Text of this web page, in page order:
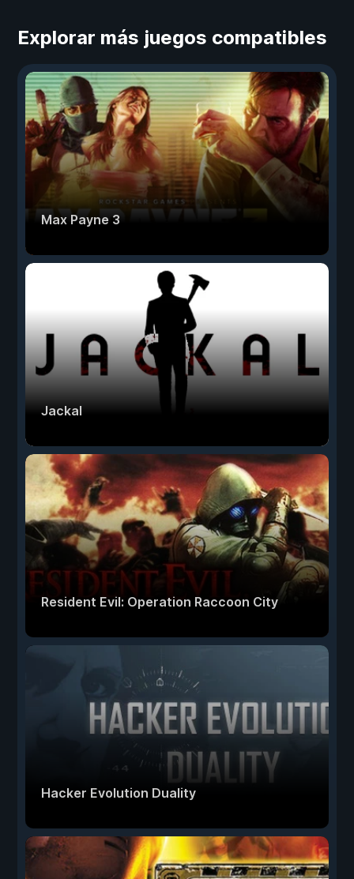
Explorar más juegos compatibles
Max Payne 3
Jackal
Resident Evil: Operation Raccoon City
Hacker Evolution Duality